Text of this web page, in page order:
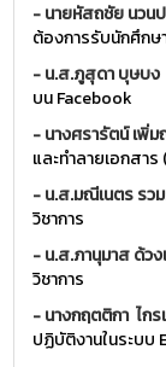
-นายหัสถชัย นวน
ต้องการรับนักศึก
-น.ส.ภูสุดา บุษบง
บน Facebook
-นางศรารัตน์ เพิ่
และทำลายเอกสา
-น.ส.มณีเนตร รว
วิชาการ
- น.ส.ภานุมาส
วิชาการ
- นางกฤตติกา
ปฏิบัติงานในระบบ